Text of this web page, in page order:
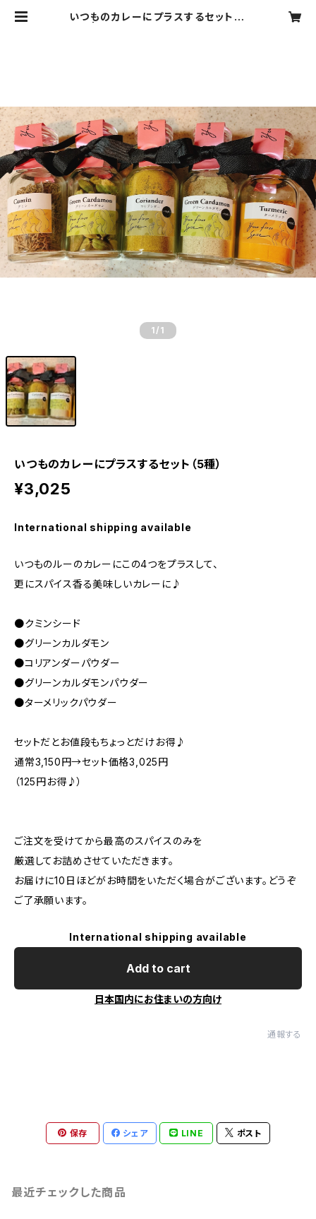
いつものカレーにプラスするセット（5
1 /1
いつものカレーにプラスするセット（5種）
¥3,025
International shipping available
いつものルーのカレーにこの4つをプラスして、
更にスパイス香る美味しいカレーに♪
●クミンシード
●グリーンカルダモン
●コリアンダーパウダー
●グリーンカルダモンパウダー
●ターメリックパウダー
セットだとお値段もちょっとだけお得♪
通常3,150円→セット価格3,025円
（125円お得♪）
ご注文を受けてから最高のスパイスのみを
厳選してお詰めさせていただきます。
お届けに10日ほどがお時間をいただく場合がございます。どうぞ
ご了承願います。
International shipping available
Add to cart
日本国内にお住まいの方向け
通報する
保存 シェア LINE ポスト
最近チェックした商品